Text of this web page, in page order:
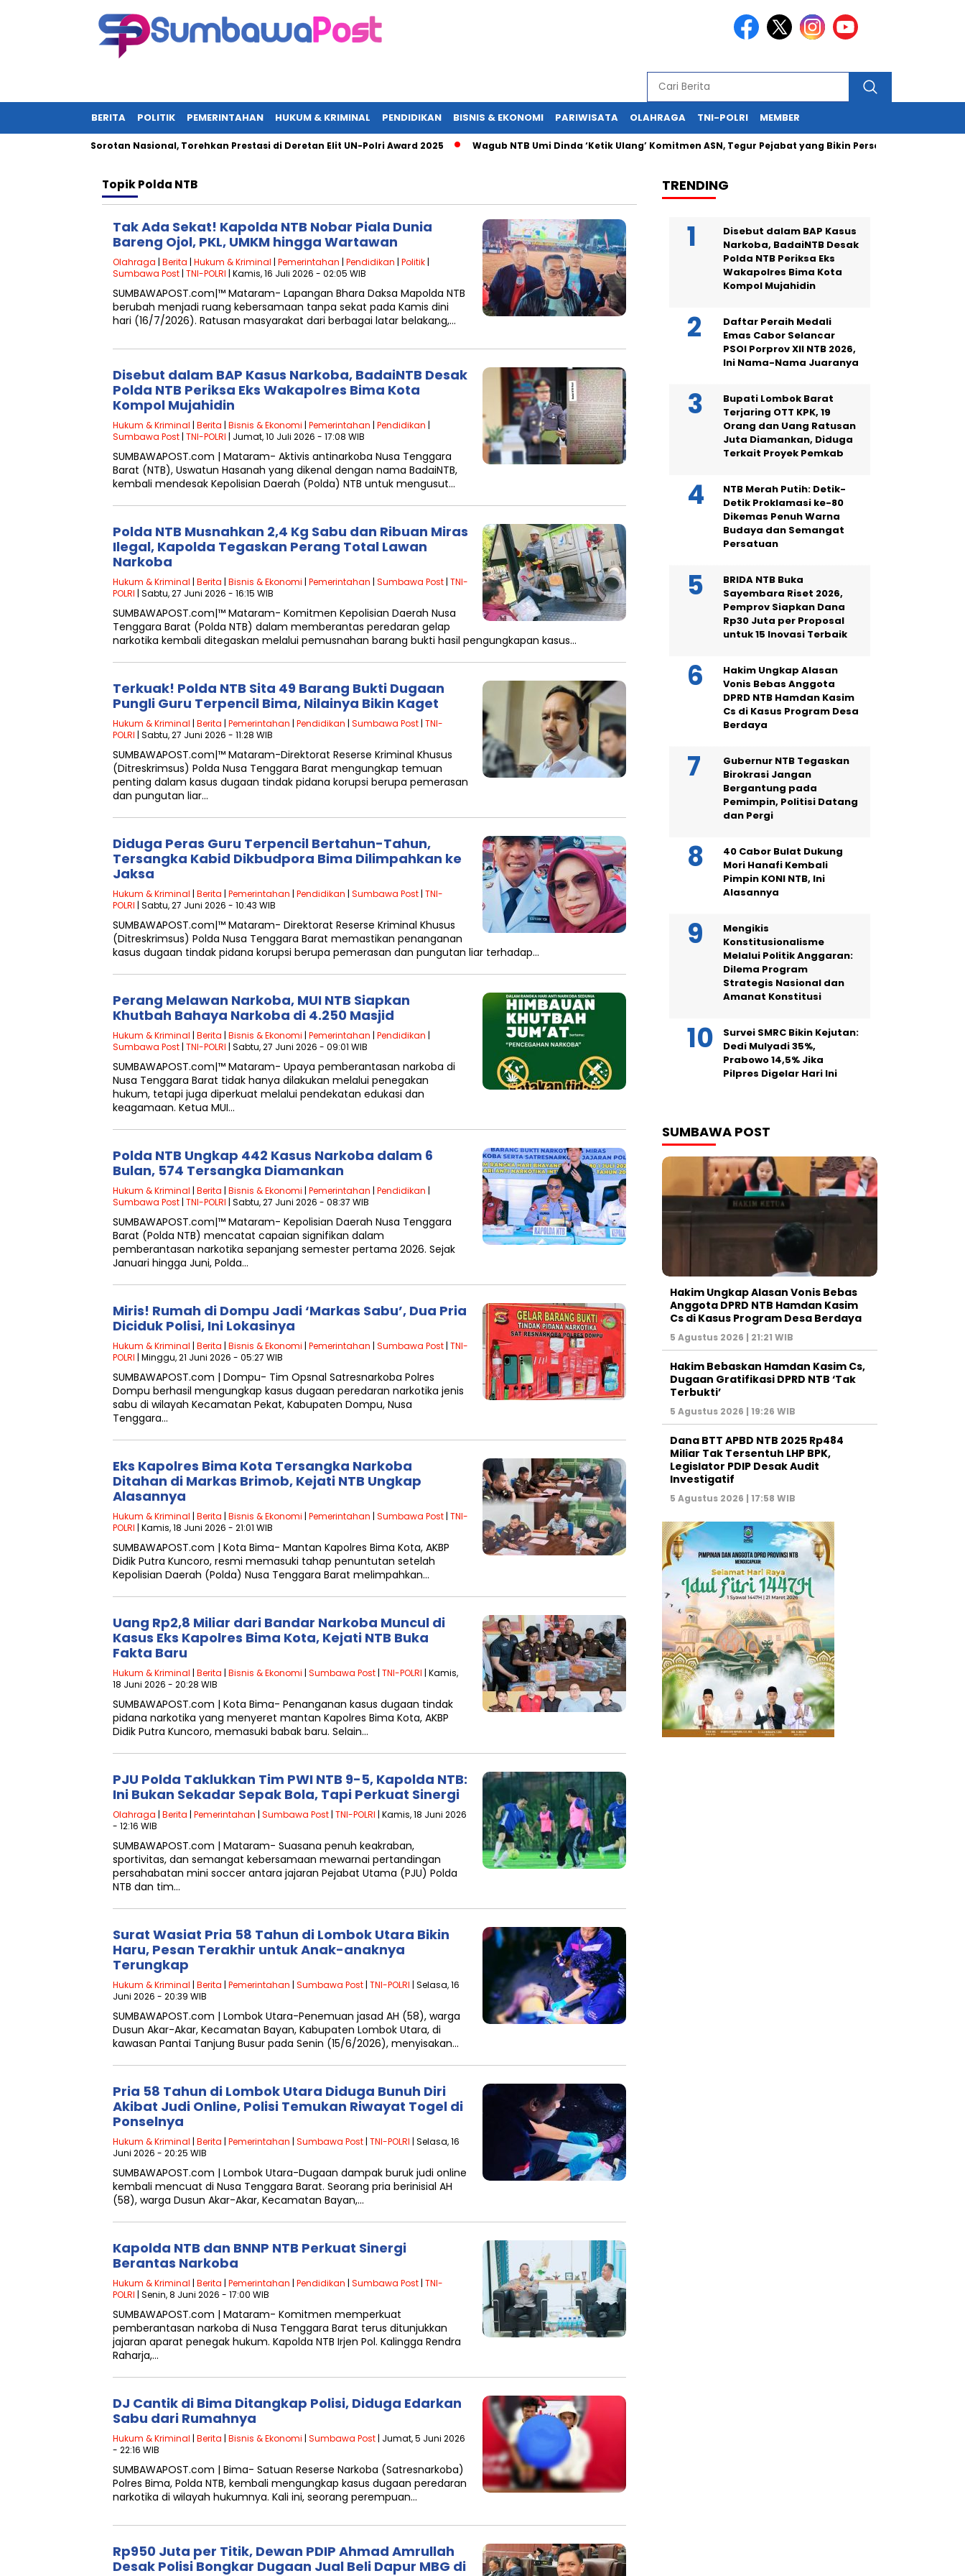
BERITA POLITIK PEMERINTAHAN HUKUM & KRIMINAL PENDIDIKAN BISNIS & EKONOMI PARIWISATA OLAHRAGA TNI-POLRI MEMBER
Jadi Sorotan Nasional, Torehkan Prestasi di Deretan Elit UN-Polri Award 2025 Wagub NTB Umi Dinda ‘Ketik Ulang’ Komitmen ASN, Tegur Pejabat yang Bikin Persepsi Negatif
TopikPolda NTB
Tak Ada Sekat! Kapolda NTB Nobar Piala Dunia
Bareng Ojol, PKL, UMKM hingga Wartawan
Olahraga | Berita | Hukum & Kriminal | Pemerintahan | Pendidikan | Politik |
Sumbawa Post | TNI-POLRI | Kamis, 16 Juli 2026 - 02:05 WIB
SUMBAWAPOST.com|™ Mataram- Lapangan Bhara Daksa Mapolda NTB
berubah menjadi ruang kebersamaan tanpa sekat pada Kamis dini
hari (16/7/2026). Ratusan masyarakat dari berbagai latar belakang,…
Disebut dalam BAP Kasus Narkoba, BadaiNTB Desak
Polda NTB Periksa Eks Wakapolres Bima Kota
Kompol Mujahidin
Hukum & Kriminal | Berita | Bisnis & Ekonomi | Pemerintahan | Pendidikan |
Sumbawa Post | TNI-POLRI | Jumat, 10 Juli 2026 - 17:08 WIB
SUMBAWAPOST.com | Mataram- Aktivis antinarkoba Nusa Tenggara
Barat (NTB), Uswatun Hasanah yang dikenal dengan nama BadaiNTB,
kembali mendesak Kepolisian Daerah (Polda) NTB untuk mengusut…
Polda NTB Musnahkan 2,4 Kg Sabu dan Ribuan Miras
Ilegal, Kapolda Tegaskan Perang Total Lawan
Narkoba
Hukum & Kriminal | Berita | Bisnis & Ekonomi | Pemerintahan | Sumbawa Post | TNI-
POLRI | Sabtu, 27 Juni 2026 - 16:15 WIB
SUMBAWAPOST.com|™ Mataram- Komitmen Kepolisian Daerah Nusa
Tenggara Barat (Polda NTB) dalam memberantas peredaran gelap
narkotika kembali ditegaskan melalui pemusnahan barang bukti hasil pengungkapan kasus…
Terkuak! Polda NTB Sita 49 Barang Bukti Dugaan
Pungli Guru Terpencil Bima, Nilainya Bikin Kaget
Hukum & Kriminal | Berita | Pemerintahan | Pendidikan | Sumbawa Post | TNI-
POLRI | Sabtu, 27 Juni 2026 - 11:28 WIB
SUMBAWAPOST.com|™ Mataram-Direktorat Reserse Kriminal Khusus
(Ditreskrimsus) Polda Nusa Tenggara Barat mengungkap temuan
penting dalam kasus dugaan tindak pidana korupsi berupa pemerasan
dan pungutan liar…
Diduga Peras Guru Terpencil Bertahun-Tahun,
Tersangka Kabid Dikbudpora Bima Dilimpahkan ke
Jaksa
Hukum & Kriminal | Berita | Pemerintahan | Pendidikan | Sumbawa Post | TNI-
POLRI | Sabtu, 27 Juni 2026 - 10:43 WIB
SUMBAWAPOST.com|™ Mataram- Direktorat Reserse Kriminal Khusus
(Ditreskrimsus) Polda Nusa Tenggara Barat memastikan penanganan
kasus dugaan tindak pidana korupsi berupa pemerasan dan pungutan liar terhadap…
Perang Melawan Narkoba, MUI NTB Siapkan
Khutbah Bahaya Narkoba di 4.250 Masjid
Hukum & Kriminal | Berita | Bisnis & Ekonomi | Pemerintahan | Pendidikan |
Sumbawa Post | TNI-POLRI | Sabtu, 27 Juni 2026 - 09:01 WIB
SUMBAWAPOST.com|™ Mataram- Upaya pemberantasan narkoba di
Nusa Tenggara Barat tidak hanya dilakukan melalui penegakan
hukum, tetapi juga diperkuat melalui pendekatan edukasi dan
keagamaan. Ketua MUI…
Polda NTB Ungkap 442 Kasus Narkoba dalam 6
Bulan, 574 Tersangka Diamankan
Hukum & Kriminal | Berita | Bisnis & Ekonomi | Pemerintahan | Pendidikan |
Sumbawa Post | TNI-POLRI | Sabtu, 27 Juni 2026 - 08:37 WIB
SUMBAWAPOST.com|™ Mataram- Kepolisian Daerah Nusa Tenggara
Barat (Polda NTB) mencatat capaian signifikan dalam
pemberantasan narkotika sepanjang semester pertama 2026. Sejak
Januari hingga Juni, Polda…
Miris! Rumah di Dompu Jadi ‘Markas Sabu’, Dua Pria
Diciduk Polisi, Ini Lokasinya
Hukum & Kriminal | Berita | Bisnis & Ekonomi | Pemerintahan | Sumbawa Post | TNI-
POLRI | Minggu, 21 Juni 2026 - 05:27 WIB
SUMBAWAPOST.com | Dompu- Tim Opsnal Satresnarkoba Polres
Dompu berhasil mengungkap kasus dugaan peredaran narkotika jenis
sabu di wilayah Kecamatan Pekat, Kabupaten Dompu, Nusa
Tenggara…
Eks Kapolres Bima Kota Tersangka Narkoba
Ditahan di Markas Brimob, Kejati NTB Ungkap
Alasannya
Hukum & Kriminal | Berita | Bisnis & Ekonomi | Pemerintahan | Sumbawa Post | TNI-
POLRI | Kamis, 18 Juni 2026 - 21:01 WIB
SUMBAWAPOST.com | Kota Bima- Mantan Kapolres Bima Kota, AKBP
Didik Putra Kuncoro, resmi memasuki tahap penuntutan setelah
Kepolisian Daerah (Polda) Nusa Tenggara Barat melimpahkan…
Uang Rp2,8 Miliar dari Bandar Narkoba Muncul di
Kasus Eks Kapolres Bima Kota, Kejati NTB Buka
Fakta Baru
Hukum & Kriminal | Berita | Bisnis & Ekonomi | Sumbawa Post | TNI-POLRI | Kamis,
18 Juni 2026 - 20:28 WIB
SUMBAWAPOST.com | Kota Bima- Penanganan kasus dugaan tindak
pidana narkotika yang menyeret mantan Kapolres Bima Kota, AKBP
Didik Putra Kuncoro, memasuki babak baru. Selain…
PJU Polda Taklukkan Tim PWI NTB 9-5, Kapolda NTB:
Ini Bukan Sekadar Sepak Bola, Tapi Perkuat Sinergi
Olahraga | Berita | Pemerintahan | Sumbawa Post | TNI-POLRI | Kamis, 18 Juni 2026
- 12:16 WIB
SUMBAWAPOST.com | Mataram- Suasana penuh keakraban,
sportivitas, dan semangat kebersamaan mewarnai pertandingan
persahabatan mini soccer antara jajaran Pejabat Utama (PJU) Polda
NTB dan tim…
Surat Wasiat Pria 58 Tahun di Lombok Utara Bikin
Haru, Pesan Terakhir untuk Anak-anaknya
Terungkap
Hukum & Kriminal | Berita | Pemerintahan | Sumbawa Post | TNI-POLRI | Selasa, 16
Juni 2026 - 20:39 WIB
SUMBAWAPOST.com | Lombok Utara-Penemuan jasad AH (58), warga
Dusun Akar-Akar, Kecamatan Bayan, Kabupaten Lombok Utara, di
kawasan Pantai Tanjung Busur pada Senin (15/6/2026), menyisakan…
Pria 58 Tahun di Lombok Utara Diduga Bunuh Diri
Akibat Judi Online, Polisi Temukan Riwayat Togel di
Ponselnya
Hukum & Kriminal | Berita | Pemerintahan | Sumbawa Post | TNI-POLRI | Selasa, 16
Juni 2026 - 20:25 WIB
SUMBAWAPOST.com | Lombok Utara-Dugaan dampak buruk judi online
kembali mencuat di Nusa Tenggara Barat. Seorang pria berinisial AH
(58), warga Dusun Akar-Akar, Kecamatan Bayan,…
Kapolda NTB dan BNNP NTB Perkuat Sinergi
Berantas Narkoba
Hukum & Kriminal | Berita | Pemerintahan | Pendidikan | Sumbawa Post | TNI-
POLRI | Senin, 8 Juni 2026 - 17:00 WIB
SUMBAWAPOST.com | Mataram- Komitmen memperkuat
pemberantasan narkoba di Nusa Tenggara Barat terus ditunjukkan
jajaran aparat penegak hukum. Kapolda NTB Irjen Pol. Kalingga Rendra
Raharja,…
DJ Cantik di Bima Ditangkap Polisi, Diduga Edarkan
Sabu dari Rumahnya
Hukum & Kriminal | Berita | Bisnis & Ekonomi | Sumbawa Post | Jumat, 5 Juni 2026
- 22:16 WIB
SUMBAWAPOST.com | Bima- Satuan Reserse Narkoba (Satresnarkoba)
Polres Bima, Polda NTB, kembali mengungkap kasus dugaan peredaran
narkotika di wilayah hukumnya. Kali ini, seorang perempuan…
Rp950 Juta per Titik, Dewan PDIP Ahmad Amrullah
Desak Polisi Bongkar Dugaan Jual Beli Dapur MBG di
TRENDING
Disebut dalam BAP Kasus
Narkoba, BadaiNTB Desak
Polda NTB Periksa Eks
Wakapolres Bima Kota
Kompol Mujahidin
Daftar Peraih Medali
Emas Cabor Selancar
PSOI Porprov XII NTB 2026,
Ini Nama-Nama Juaranya
Bupati Lombok Barat
Terjaring OTT KPK, 19
Orang dan Uang Ratusan
Juta Diamankan, Diduga
Terkait Proyek Pemkab
NTB Merah Putih: Detik-
Detik Proklamasi ke-80
Dikemas Penuh Warna
Budaya dan Semangat
Persatuan
BRIDA NTB Buka
Sayembara Riset 2026,
Pemprov Siapkan Dana
Rp30 Juta per Proposal
untuk 15 Inovasi Terbaik
Hakim Ungkap Alasan
Vonis Bebas Anggota
DPRD NTB Hamdan Kasim
Cs di Kasus Program Desa
Berdaya
Gubernur NTB Tegaskan
Birokrasi Jangan
Bergantung pada
Pemimpin, Politisi Datang
dan Pergi
40 Cabor Bulat Dukung
Mori Hanafi Kembali
Pimpin KONI NTB, Ini
Alasannya
Mengikis
Konstitusionalisme
Melalui Politik Anggaran:
Dilema Program
Strategis Nasional dan
Amanat Konstitusi
Survei SMRC Bikin Kejutan:
Dedi Mulyadi 35%,
Prabowo 14,5% Jika
Pilpres Digelar Hari Ini
SUMBAWA POST
Hakim Ungkap Alasan Vonis Bebas
Anggota DPRD NTB Hamdan Kasim
Cs di Kasus Program Desa Berdaya
5 Agustus 2026 | 21:21 WIB
Hakim Bebaskan Hamdan Kasim Cs,
Dugaan Gratifikasi DPRD NTB ‘Tak
Terbukti’
5 Agustus 2026 | 19:26 WIB
Dana BTT APBD NTB 2025 Rp484
Miliar Tak Tersentuh LHP BPK,
Legislator PDIP Desak Audit
Investigatif
5 Agustus 2026 | 17:58 WIB